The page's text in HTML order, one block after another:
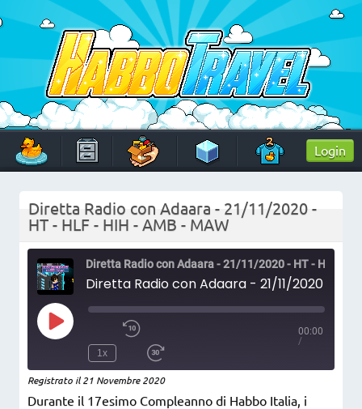
to
content
HabboTravel
Un viaggio di pixel!
Login
Diretta Radio con Adaara - 21/11/2020 -
HT - HLF - HIH - AMB - MAW
Play
Episode
Rewind
Seconds
1x
Fast
Forward
30
seconds
00:00
/
Registrato il 21 Novembre 2020
Durante il 17esimo Compleanno di Habbo Italia, i